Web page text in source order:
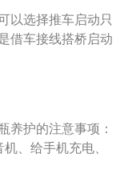
以选择推车启动只
借车接线搭桥启动
下：1、介绍一：
液面高度，电解
一次电解液的密
减半，如温度继续
可用风冷或水冷的
因为电解液里面
养护的注意事项：
、给手机充电、
数多，寿命就大大